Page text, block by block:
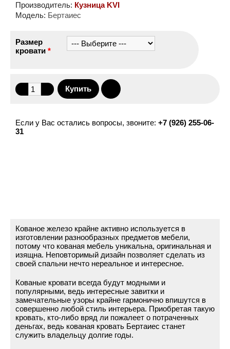
Производитель: Кузница KVI
Модель: Бертаиес
Размер
кровати *
Если у Вас остались вопросы, звоните: +7 (926) 255-06-
31
Кованое железо крайне активно используется в
изготовлении разнообразных предметов мебели,
потому что кованая мебель уникальна, оригинальная и
изящна. Неповторимый дизайн позволяет сделать из
своей спальни нечто нереальное и интересное.
Кованые кровати всегда будут модными и
популярными, ведь интересные завитки и
замечательные узоры крайне гармонично впишутся в
совершенно любой стиль интерьера. Приобретая такую
кровать, кто-либо вряд ли пожалеет о потраченных
деньгах, ведь кованая кровать Бертаиес станет
служить владельцу долгие годы.